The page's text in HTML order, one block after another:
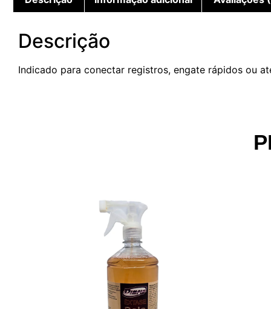
Descrição
Indicado para conectar registros, engate rápidos ou